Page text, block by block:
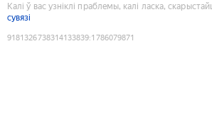
Калі ў вас узніклі праблемы, калі ласка,
сувязі
9181326738314133839:1786079871